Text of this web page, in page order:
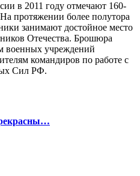
в 2011 году отмечают 160-
протяжении более полутора
занимают достойное место
Отечества. Брошюра
военных учреждений
командиров по работе с
Сил РФ.